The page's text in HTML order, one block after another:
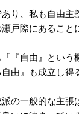
り、私も自由主
戸際にあること
『自由』とい
由』も成立し得
の一般的な主